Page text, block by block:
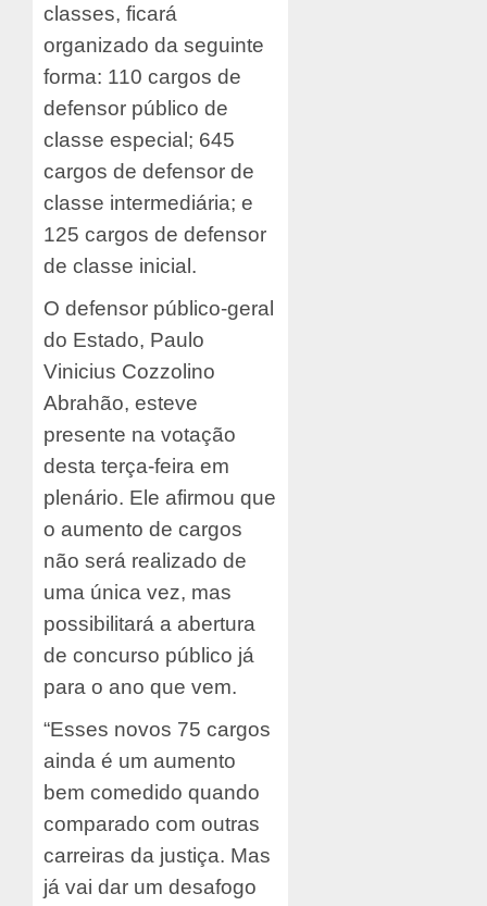
classes, ficará
organizado da seguinte
forma: 110 cargos de
defensor público de
classe especial; 645
cargos de defensor de
classe intermediária; e
125 cargos de defensor
de classe inicial.
O defensor público-geral
do Estado, Paulo
Vinicius Cozzolino
Abrahão, esteve
presente na votação
desta terça-feira em
plenário. Ele afirmou que
o aumento de cargos
não será realizado de
uma única vez, mas
possibilitará a abertura
de concurso público já
para o ano que vem.
“Esses novos 75 cargos
ainda é um aumento
bem comedido quando
comparado com outras
carreiras da justiça. Mas
já vai dar um desafogo